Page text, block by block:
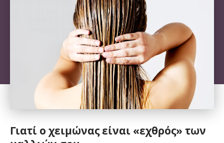
Γιατί ο χειμώνας είναι «εχθρός» των